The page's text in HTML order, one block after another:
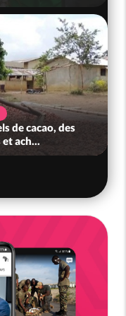
de cacao, des
ach...